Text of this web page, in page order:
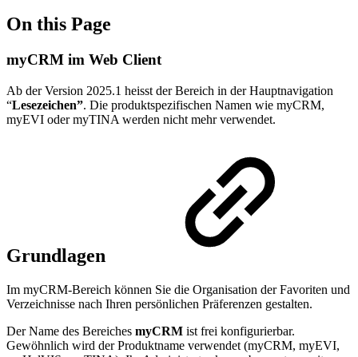
On this Page
myCRM im Web Client
Ab der Version 2025.1 heisst der Bereich in der Hauptnavigation
“Lesezeichen”. Die produktspezifischen Namen wie myCRM,
myEVI oder myTINA werden nicht mehr verwendet.
Grundlagen
Im myCRM-Bereich können Sie die Organisation der Favoriten und
Verzeichnisse nach Ihren persönlichen Präferenzen gestalten.
Der Name des Bereiches myCRM ist frei konfigurierbar.
Gewöhnlich wird der Produktname verwendet (myCRM, myEVI,